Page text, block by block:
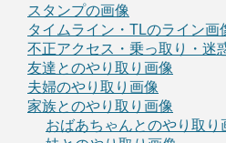
スタンプの画像
タイムライン・TLのライン画
不正アクセス・乗っ取り・迷
友達とのやり取り画像
夫婦のやり取り画像
家族とのやり取り画像
おばあちゃんとのやり取り